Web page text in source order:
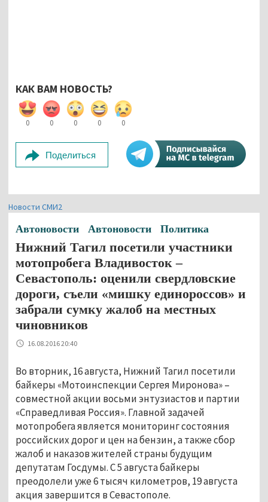
КАК ВАМ НОВОСТЬ?
0 0 0 0 0
Поделиться
Новости СМИ2
Автоновости Автоновости Политика
Нижний Тагил посетили участники
мотопробега Владивосток –
Севастополь: оценили свердловские
дороги, съели «мишку единороссов» и
забрали сумку жалоб на местных
чиновников
16.08.2016 20:40
Во вторник, 16 августа, Нижний Тагил посетили
байкеры «Мотоинспекции Сергея Миронова» –
совместной акции восьми энтузиастов и партии
«Справедливая Россия». Главной задачей
мотопробега является мониторинг состояния
российских дорог и цен на бензин, а также сбор
жалоб и наказов жителей страны будущим
депутатам Госдумы. С 5 августа байкеры
преодолели уже 6 тысяч километров, 19 августа
акция завершится в Севастополе.